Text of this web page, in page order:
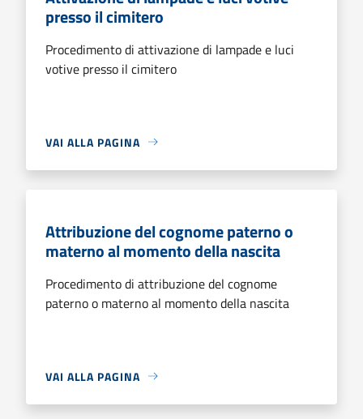
presso il cimitero
Procedimento di attivazione di lampade e luci
votive presso il cimitero
VAI ALLA PAGINA
Attribuzione del cognome paterno o
materno al momento della nascita
Procedimento di attribuzione del cognome
paterno o materno al momento della nascita
VAI ALLA PAGINA